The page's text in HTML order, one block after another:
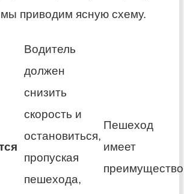
приводим ясную схему.
Водитель
должен
снизить
скорость и
остановиться,
пропуская
пешехода,
Пешеход
имеет
преимущество